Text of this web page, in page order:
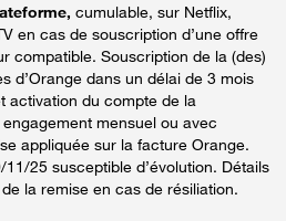
cumulable, sur Netflix,
en cas de souscription d’une offre
compatible. Souscription de la (des)
d’Orange dans un délai de 3 mois
activation du compte de la
mensuel ou avec
appliquée sur la facture Orange.
25 susceptible d’évolution. Détails
la remise en cas de résiliation.